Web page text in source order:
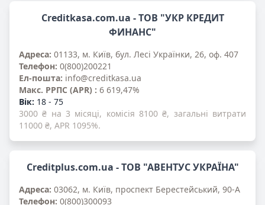
Creditkasa.com.ua - ТОВ "УКР КРЕДИТ
ФИНАНС"
Адреса: 01133, м. Київ, бул. Лесі Українки, 26, оф. 407
Телефон: 0(800)200221
Ел-пошта: info@creditkasa.ua
Mакс. PPПС (APR) : 6 619,47%
Вік: 18 - 75
3000 ₴ на 3 місяці, комісія 8100 ₴, загальні витрати
11000 ₴, APR 1095%.
Creditplus.com.ua - ТОВ "АВЕНТУС УКРАЇНА"
Адреса: 03062, м. Київ, проспект Берестейський, 90-А
Телефон: 0(800)300093